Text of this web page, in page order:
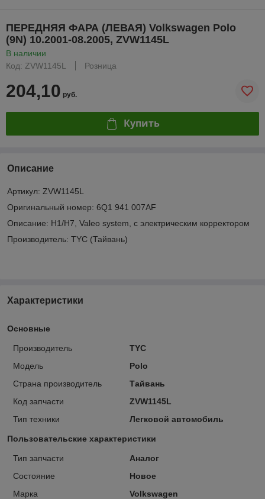
ПЕРЕДНЯЯ ФАРА (ЛЕВАЯ) Volkswagen Polo
(9N) 10.2001-08.2005, ZVW1145L
В наличии
Код: ZVW1145L
Розница
204,10 руб.
Купить
Описание
Артикул: ZVW1145L
Оригинальный номер: 6Q1 941 007AF
Описание: H1/H7, Valeo system, с электрическим корректором
Производитель: TYC (Тайвань)
Характеристики
Основные
Производитель
TYC
Модель
Polo
Страна производитель
Тайвань
Код запчасти
ZVW1145L
Тип техники
Легковой автомобиль
Пользовательские характеристики
Тип запчасти
Аналог
Состояние
Новое
Марка
Volkswagen